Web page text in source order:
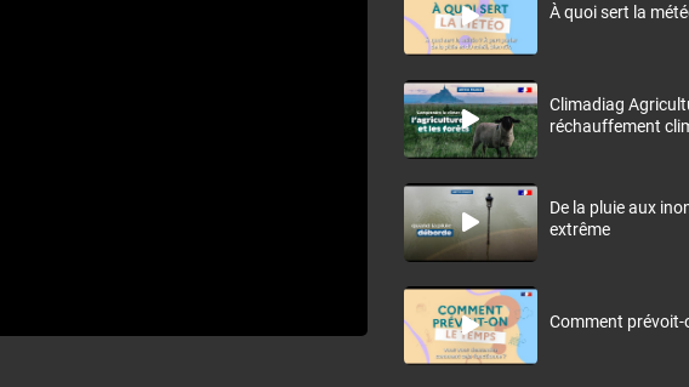
À quoi sert la
Climadiag
réchauffement
De la pluie aux
extrême
Comment prévoit-